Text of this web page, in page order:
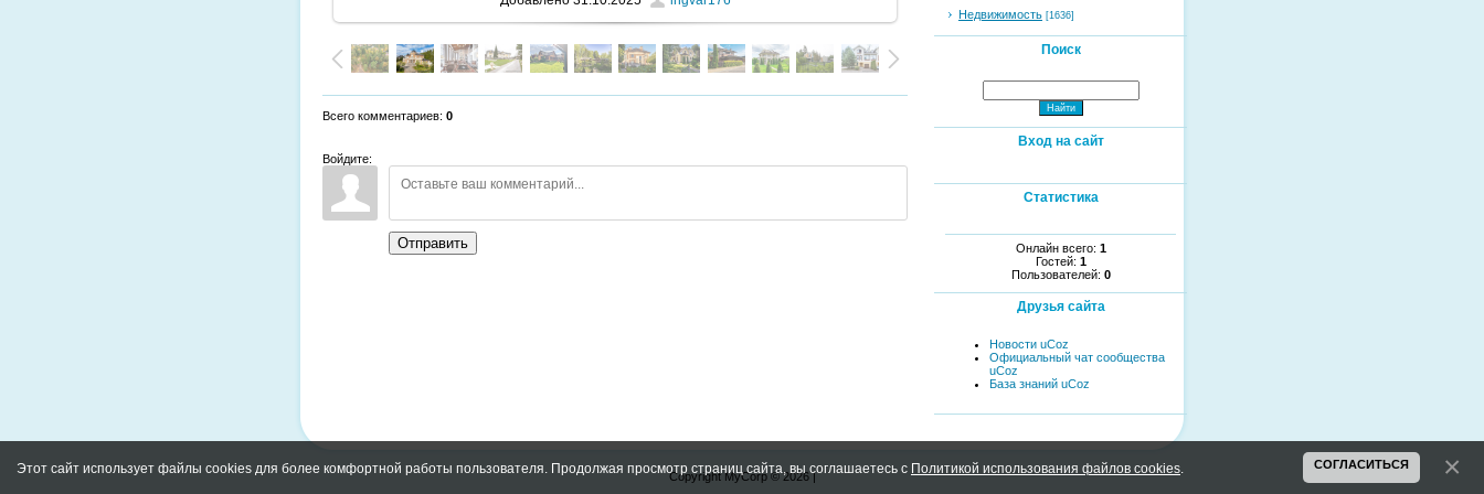
Всего комментариев: 0
Войдите:
Отправить
Недвижимость [1636]
Поиск
Вход на сайт
Статистика
Онлайн всего: 1
Гостей: 1
Пользователей: 0
Друзья сайта
Новости uCoz
Официальный чат сообщества
uCoz
База знаний uCoz
Copyright MyCorp © 2026|
Этот сайт использует файлы cookies для более комфортной работы пользователя. Продолжая просмотр страниц сайта, вы соглашаетесь с Политикой использования файлов cookies СОГЛАСИТЬСЯ